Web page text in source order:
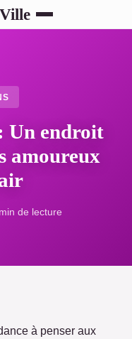
Un endroit
amoureux
de lecture
à penser aux